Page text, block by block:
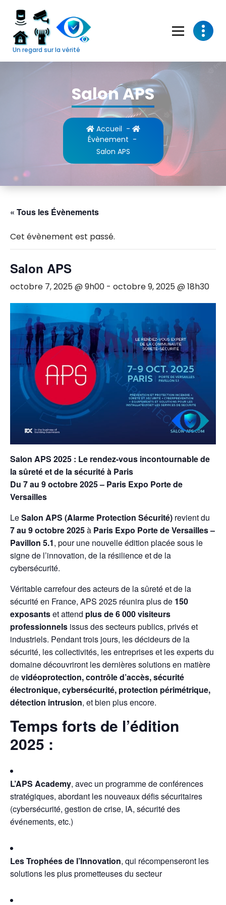
content
Un regard sur la vérité
Salon APS
Accueil -
Évènement -
Salon APS
« Tous les Évènements
Cet évènement est passé.
Salon APS
octobre 7, 2025 @ 9h00 - octobre 9, 2025 @ 18h30
Salon APS 2025 : Le rendez-vous incontournable de
la sûreté et de la sécurité à Paris
Du 7 au 9 octobre 2025 – Paris Expo Porte de
Versailles
LeSalon APS (Alarme Protection Sécurité) revient du
7 au 9 octobre 2025à Paris Expo Porte de Versailles –
Pavillon 5.1, pour une nouvelle édition placée sous le
signe de l’innovation, de la résilience et de la
cybersécurité.
Véritable carrefour des acteurs de la sûreté et de la
sécurité en France, APS 2025 réunira plus de 150
exposantset attend plus de 6 000 visiteurs
professionnels issus des secteurs publics, privés et
industriels. Pendant trois jours, les décideurs de la
sécurité, les collectivités, les entreprises et les experts du
domaine découvriront les dernières solutions en matière
devidéoprotection, contrôle d’accès, sécurité
électronique, cybersécurité, protection périmétrique,
détection intrusion, et bien plus encore.
Temps forts de l’édition
2025 :
L’APS Academy, avec un programme de conférences
stratégiques, abordant les nouveaux défis sécuritaires
(cybersécurité, gestion de crise, IA, sécurité des
événements, etc.)
Les Trophées de l’Innovation, qui récompenseront les
solutions les plus prometteuses du secteur